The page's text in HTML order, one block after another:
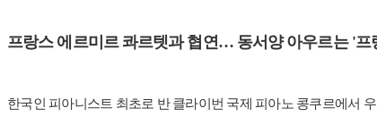
프랑스 에르미르 콰르텟과 협연… 동서양 아우르는 '프
한국인 피아니스트 최초로 반 클라이번 국제 피아노 콩쿠르에서